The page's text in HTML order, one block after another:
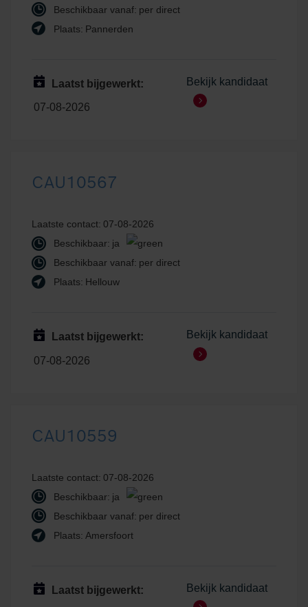
Beschikbaar vanaf: per direct
Plaats: Pannerden
Laatst bijgewerkt:
07-08-2026
Bekijk kandidaat
CAU10567
Laatste contact: 07-08-2026
Beschikbaar: ja
Beschikbaar vanaf: per direct
Plaats: Hellouw
Laatst bijgewerkt:
07-08-2026
Bekijk kandidaat
CAU10559
Laatste contact: 07-08-2026
Beschikbaar: ja
Beschikbaar vanaf: per direct
Plaats: Amersfoort
Laatst bijgewerkt: Bekijk kandidaat